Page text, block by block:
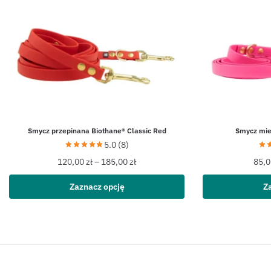
Smycz przepinana Biothane® Classic Red
5.0 (8)
120,00zł– 185,00zł
Zaznacz opcję
Smycz